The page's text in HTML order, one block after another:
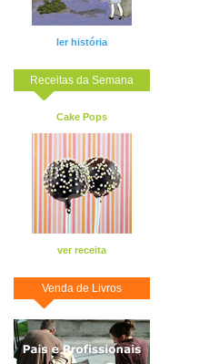
ler história
Receitas da Semana
Cake Pops
ver receita
Venda de Livros